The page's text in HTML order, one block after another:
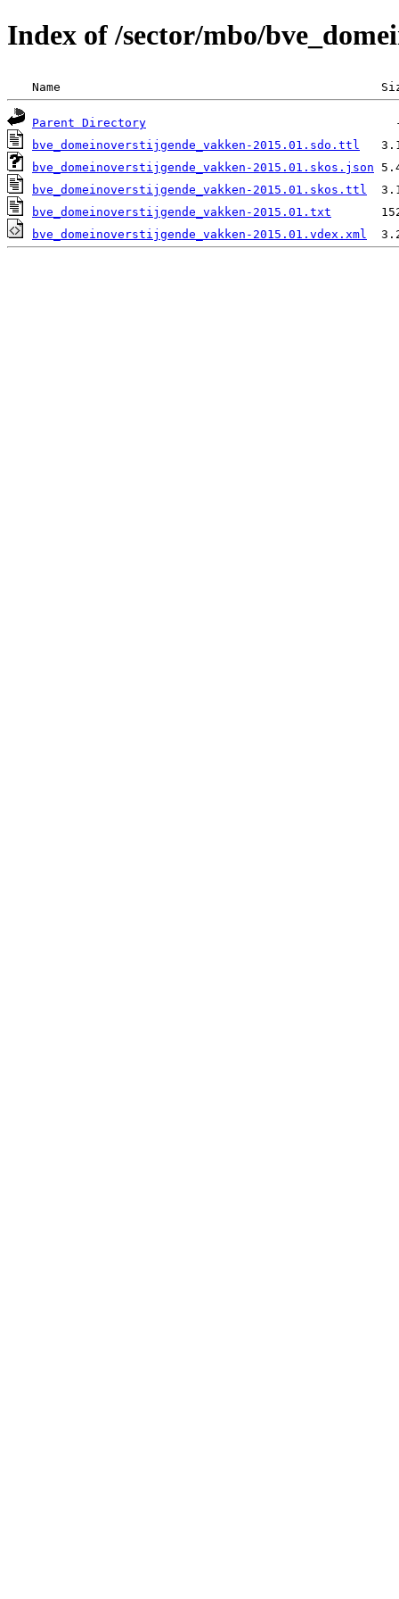
Index of /sector/mbo/
Name
Parent Directory
bve_domeinoverstijgende_vakken-2015.01.sdo.ttl
bve_domeinoverstijgende_vakken-2015.01.skos.json
bve_domeinoverstijgende_vakken-2015.01.skos.ttl
bve_domeinoverstijgende_vakken-2015.01.txt
bve_domeinoverstijgende_vakken-2015.01.vdex.xml